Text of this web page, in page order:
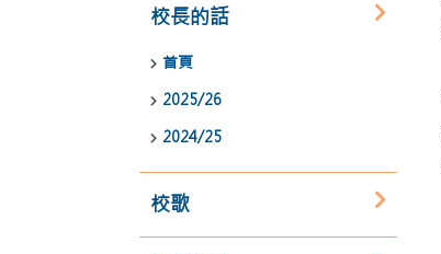
校長的話
首頁
2025/26
2024/25
校歌